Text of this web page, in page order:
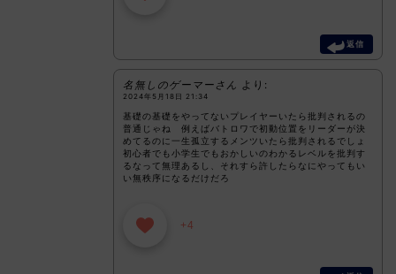
返信
名無しのゲーマーさん より:
2024年5月18日 21:34
基礎の基礎をやってないプレイヤーいたら批判されるの
普通じゃね 例えばバトロワで初動位置をリーダーが決
めてるのに一生孤立するメンツいたら批判されるでしょ
初心者でも小学生でもおかしいのわかるレベルを批判す
るなって無理あるし、それすら許したらなにやってもい
い無秩序になるだけだろ
+4